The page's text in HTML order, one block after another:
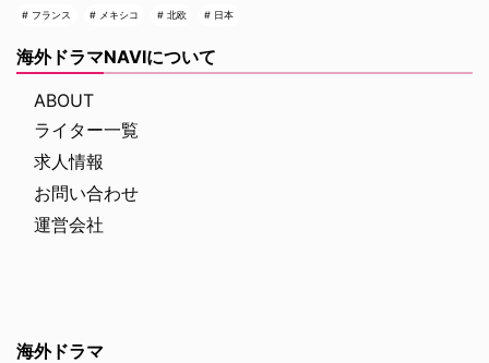
フランス メキシコ 北欧 日本
海外ドラマNAVIについて
ABOUT
ライター一覧
求人情報
お問い合わせ
運営会社
海外ドラマ